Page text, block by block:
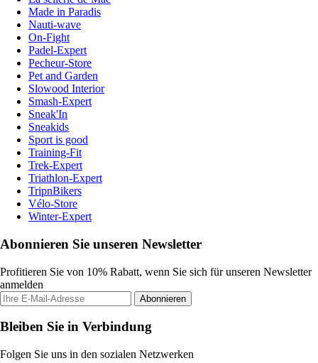
Made in Paradis
Nauti-wave
On-Fight
Padel-Expert
Pecheur-Store
Pet and Garden
Slowood Interior
Smash-Expert
Sneak'In
Sneakids
Sport is good
Training-Fit
Trek-Expert
Triathlon-Expert
TripnBikers
Vélo-Store
Winter-Expert
Abonnieren Sie unseren Newsletter
Profitieren Sie von 10% Rabatt, wenn Sie sich für unseren Newsletter
anmelden
Abonnieren
Bleiben Sie in Verbindung
Folgen Sie uns in den sozialen Netzwerken